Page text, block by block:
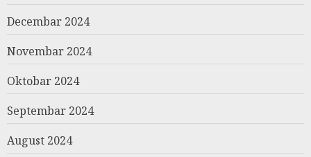
Decembar 2024
Novembar 2024
Oktobar 2024
Septembar 2024
August 2024